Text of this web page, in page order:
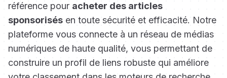
référence pour acheter des articles
sponsorisés en toute sécurité et efficacité. Notre
plateforme vous connecte à un réseau de médias
numériques de haute qualité, vous permettant de
construire un profil de liens robuste qui améliore